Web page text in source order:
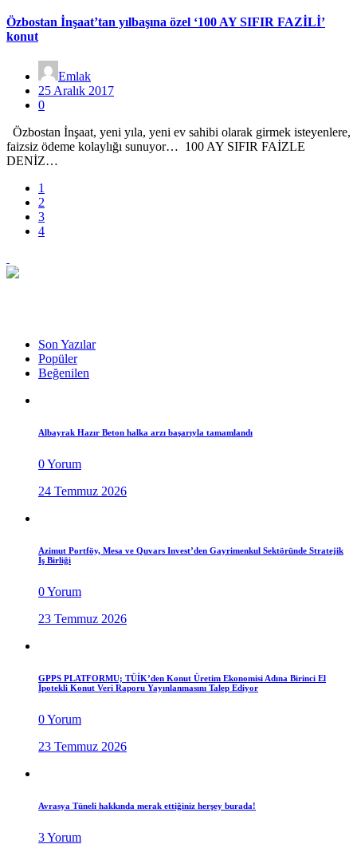
Özbostan İnşaat’tan yılbaşına özel ‘100 AY SIFIR FAZİLİ’
konut
Emlak
25 Aralık 2017
0
Özbostan İnşaat, yeni yıla, yeni ev sahibi olarak girmek isteyenlere,
faizsiz ödeme kolaylığı sunuyor… 100 AY SIFIR FAİZLE
DENİZ…
1
2
3
4
Son Yazılar
Popüler
Beğenilen
Albayrak Hazır Beton halka arzı başarıyla tamamlandı
0 Yorum
24 Temmuz 2026
Azimut Portföy, Mesa ve Quvars Invest’den Gayrimenkul Sektöründe Stratejik
İş Birliği
0 Yorum
23 Temmuz 2026
GPPS PLATFORMU; TÜİK’den Konut Üretim Ekonomisi Adına Birinci El
İpotekli Konut Veri Raporu Yayınlanmasını Talep Ediyor
0 Yorum
23 Temmuz 2026
Avrasya Tüneli hakkında merak ettiğiniz herşey burada!
3 Yorum